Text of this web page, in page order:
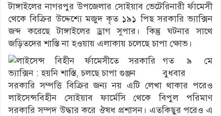
টাঙ্গাইলের নাগরপুর উপজেলার সোইয়াব ভেটেরিনারী র্ফামেসী
থেকে বিক্রির উদ্দেশ্যে মজুদ কৃত ১৯১ পিছ সরকারি ভ্যাক্সিন
জব্দ করেছে টাঙ্গাইলের ড্রাগ সুপার। কিন্তু ঘটনার সাথে
জড়িতদের শাস্তি না হওয়ায় এলাকায় চলেছে চাপা ক্ষোভ।
গত ৯ মে
বুধবার
সরকারি সম্পত্তি বিক্রির জন্য নয় এটি লেখা থাকার পরেও
লাইসেন্সবিহীন সোইয়াব ফার্মেসি থেকে বিপুল পরিমাণ
সরকারি সম্পদ উদ্ধার করে ঔষধ প্রশাসন। এতকিছুর পরেও এ